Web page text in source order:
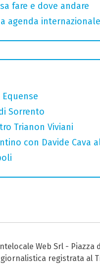
fare e dove andare
agenda
Sorrento
Trianon Viviani
con Davide Cava
Web Srl -
registrata al